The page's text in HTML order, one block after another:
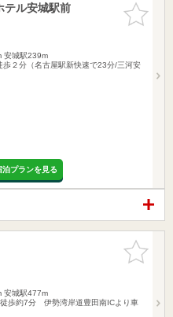
お気に入
りに追加
ル安城駅前
安城駅239m
歩２分（名古屋駅新快速で23分/三河安
プランを見る
お気に入
りに追加
安城駅477m
歩約7分 伊勢湾岸道豊田南ICより車